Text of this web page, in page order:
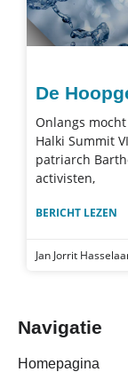
De
Onlangs
Halki Summit
patriarch
activisten,
BERICHT LEZEN
Jan Jorrit
Navigatie
Homepagina